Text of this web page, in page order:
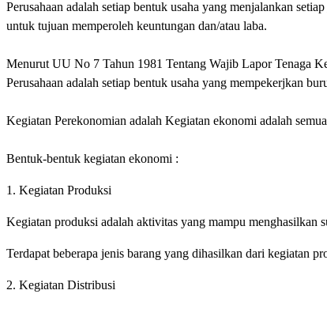
Perusahaan adalah setiap bentuk usaha yang menjalankan
untuk tujuan memperoleh keuntungan dan/atau laba.
Menurut UU No 7 Tahun 1981 Tentang Wajib Lapor Tenaga
Perusahaan adalah setiap bentuk usaha yang mempekerjkan
Kegiatan Perekonomian adalah Kegiatan ekonomi adalah
Bentuk-bentuk kegiatan ekonomi :
1. Kegiatan Produksi
Kegiatan produksi adalah aktivitas yang mampu menghasilkan
Terdapat beberapa jenis barang yang dihasilkan dari kegiatan
2. Kegiatan Distribusi